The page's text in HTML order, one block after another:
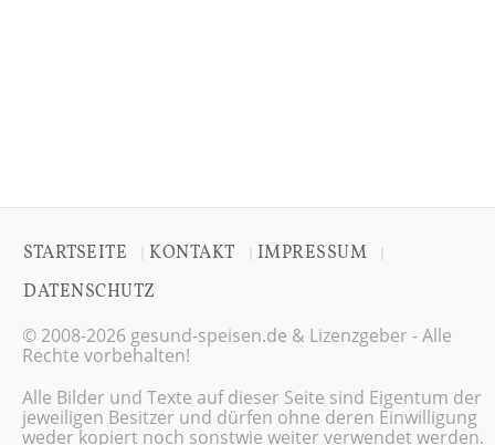
STARTSEITE KONTAKT IMPRESSUM
DATENSCHUTZ
© 2008-2026 gesund-speisen.de & Lizenzgeber - Alle
Rechte vorbehalten!
Alle Bilder und Texte auf dieser Seite sind Eigentum der
jeweiligen Besitzer und dürfen ohne deren Einwilligung
weder kopiert noch sonstwie weiter verwendet werden.